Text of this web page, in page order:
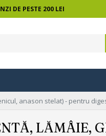
DE PESTE 200 LEI
anason stelat) - pentru
LĂMÂIE,